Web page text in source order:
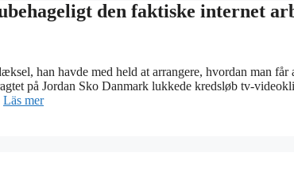
den faktiske internet
han havde med held at arrangere, hvordan man
på Jordan Sko Danmark lukkede kredsløb tv-
Läs mer